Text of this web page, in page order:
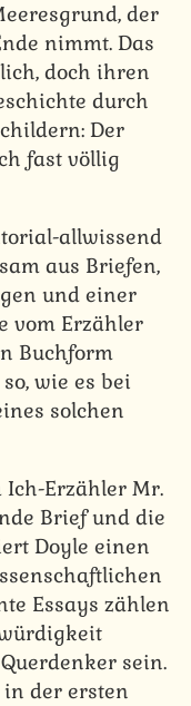
der
nimmt. Das
doch ihren
durch
Der
fast völlig
allwissend
aus Briefen,
und einer
vom Erzähler
Buchform
wie es bei
solchen
Ich-Erzähler Mr.
Brief und die
Doyle einen
Essays zählen
sein.
der ersten